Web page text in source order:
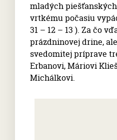
mladých
vrtkému počasiu
31 – 12 – 13 ). Za čo
prázdninovej drine,
svedomitej príprave
Erbanovi, Máriovi
Michálkovi.